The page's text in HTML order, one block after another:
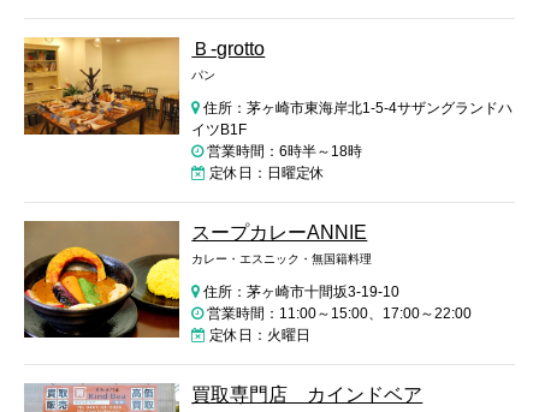
Ｂ-grotto
パン
住所：茅ヶ崎市東海岸北1-5-4サザングランドハ
イツB1F
営業時間：6時半～18時
定休日：日曜定休
スープカレーANNIE
カレー・エスニック・無国籍料理
住所：茅ヶ崎市十間坂3-19-10
営業時間：11:00～15:00、17:00～22:00
定休日：火曜日
買取専門店 カインドベア